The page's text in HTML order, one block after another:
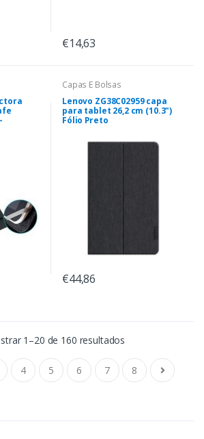
€14,63
Capas E Bolsas
Lenovo ZG38C02959 capa
para tablet 26,2 cm (10.3")
Fólio Preto
€44,86
1–20 de 160 resultados
4 5 6 7 8